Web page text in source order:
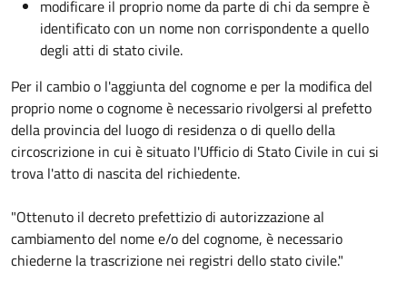
modificare il proprio nome da parte di chi da sempre è
identificato con un nome non corrispondente a quello
degli atti di stato civile.
Per il cambio o l'aggiunta del cognome e per la modifica del
proprio nome o cognome è necessario rivolgersi al prefetto
della provincia del luogo di residenza o di quello della
circoscrizione in cui è situato l'Ufficio di Stato Civile in cui si
trova l'atto di nascita del richiedente.
"Ottenuto il decreto prefettizio di autorizzazione al
cambiamento del nome e/o del cognome, è necessario
chiederne la trascrizione nei registri dello stato civile."